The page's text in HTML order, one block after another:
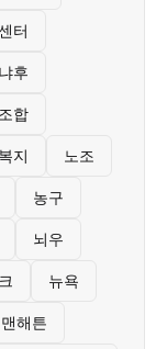
터
후
합
지 노조
농구
뇌우
뉴욕
해튼